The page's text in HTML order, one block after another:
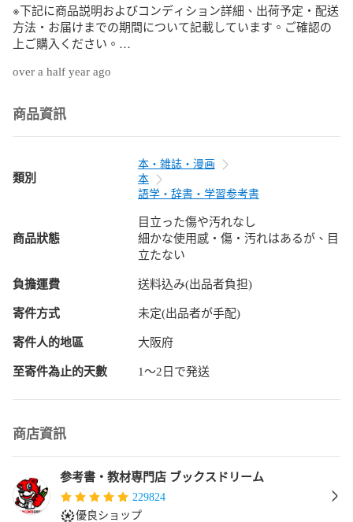
※下記に商品説明およびコンディション詳細、出荷予定・配送
方法・お届けまでの期間について記載しています。ご確認の
上ご購入ください。
■商品名■
■出版社■
実務教育出版
■著者■
トーマス・ウェデル?ウェデルスボルグ
2022/09/02
■ISBN10■
4788907526
■ISBN13■
9784788907522
■コンディションランク■
コンディションランク説明
ほぼ新品：未使用に近い状態の商品
非常に良い：傷や汚れが少なくきれいな状態の商品
良い：多少の傷や汚れがあるが、概ね良好な状態の商品(中古
品として並の状態の商品)
可：傷や汚れが目立つものの、使用には問題ない状態の商品
over a half year ago
商品資訊
類別
本・雑誌・漫画
本
語学・辞書・学習参考書
商品狀態
目立った傷や汚れなし
細かな使用感・傷・汚れはあるが、目
立たない
負擔運費 送料込み(出品者負担)
寄件方式 未定(出品者が手配)
寄件人的地區 大阪府
至寄件為止的天數 1〜2日で発送
商店資訊
参考書・教材専門店 ブックスドリーム
229824
優良ショップ